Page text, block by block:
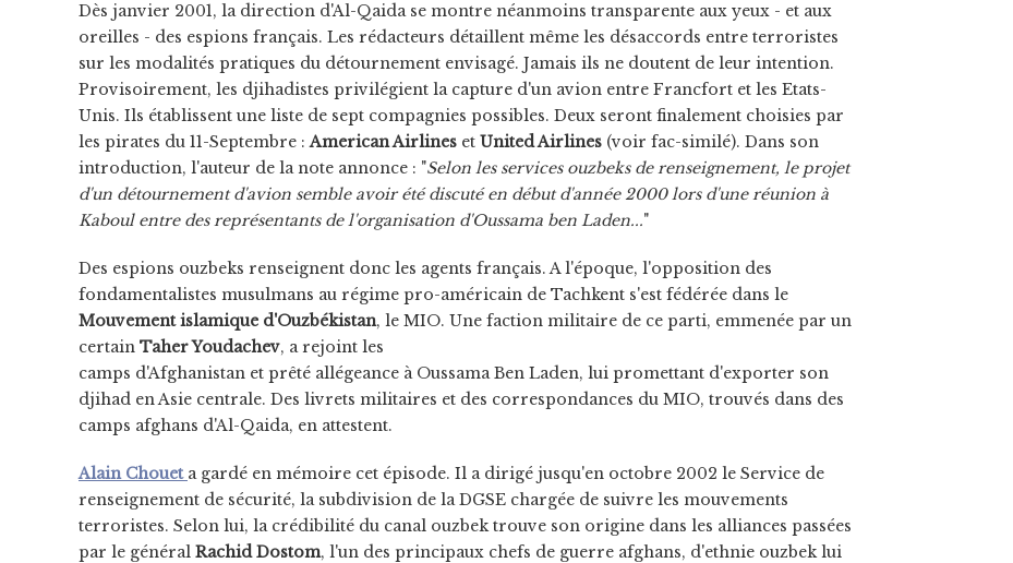
Dès janvier 2001, la direction d'Al-Qaida se montre néanmoins transparente aux yeux - et aux
oreilles - des espions français. Les rédacteurs détaillent même les désaccords entre terroristes
sur les modalités pratiques du détournement envisagé. Jamais ils ne doutent de leur intention.
Provisoirement, les djihadistes privilégient la capture d'un avion entre Francfort et les Etats-
Unis. Ils établissent une liste de sept compagnies possibles. Deux seront finalement choisies par
les pirates du 11-Septembre :American Airlines et United Airlines (voir fac-similé). Dans son
introduction, l'auteur de la note annonce : "Selon les services ouzbeks de renseignement, le projet
d'un détournement d'avion semble avoir été discuté en début d'année 2000 lors d'une réunion à
Kaboul entre des représentants de l'organisation d'Oussama ben Laden..."
Des espions ouzbeks renseignent donc les agents français. A l'époque, l'opposition des
fondamentalistes musulmans au régime pro-américain de Tachkent s'est fédérée dans le
Mouvement islamique d'Ouzbékistan, le MIO. Une faction militaire de ce parti, emmenée par un
certain Taher Youdachev, a rejoint les
camps d'Afghanistan et prêté allégeance à Oussama Ben Laden, lui promettant d'exporter son
djihad en Asie centrale. Des livrets militaires et des correspondances du MIO, trouvés dans des
camps afghans d'Al-Qaida, en attestent.
Alain Chouet a gardé en mémoire cet épisode. Il a dirigé jusqu'en octobre 2002 le Service de
renseignement de sécurité, la subdivision de la DGSE chargée de suivre les mouvements
terroristes. Selon lui, la crédibilité du canal ouzbek trouve son origine dans les alliances passées
par le général Rachid Dostom, l'un des principaux chefs de guerre afghans, d'ethnie ouzbek lui